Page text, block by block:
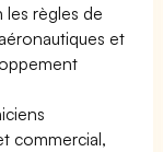
les règles de
et
commercial,